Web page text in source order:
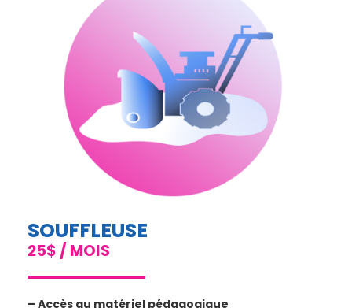
SOUFFLEUSE
25$ / MOIS
– Accès au matériel pédagogique